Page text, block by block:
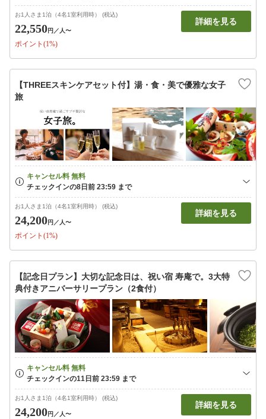
お1人さま1泊（4名1室利用時） (税込)
22,550円 ／人〜
ポイント(1%)
詳細を見る
【THREEスキンケアセット付】湯・食・美で優雅な女子
旅
お1人さま1泊（4名1室利用時） (税込)
24,200円 ／人〜
ポイント(1%)
詳細を見る
【記念日プラン】大切な記念日は、祝い宿 寿庵で。3大特
典付きアニバーサリープラン（2食付）
お1人さま1泊（4名1室利用時） (税込)
24,200円 ／人〜
詳細を見る